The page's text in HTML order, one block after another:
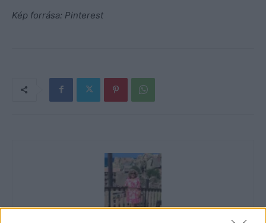
Kép forrása: Pinterest